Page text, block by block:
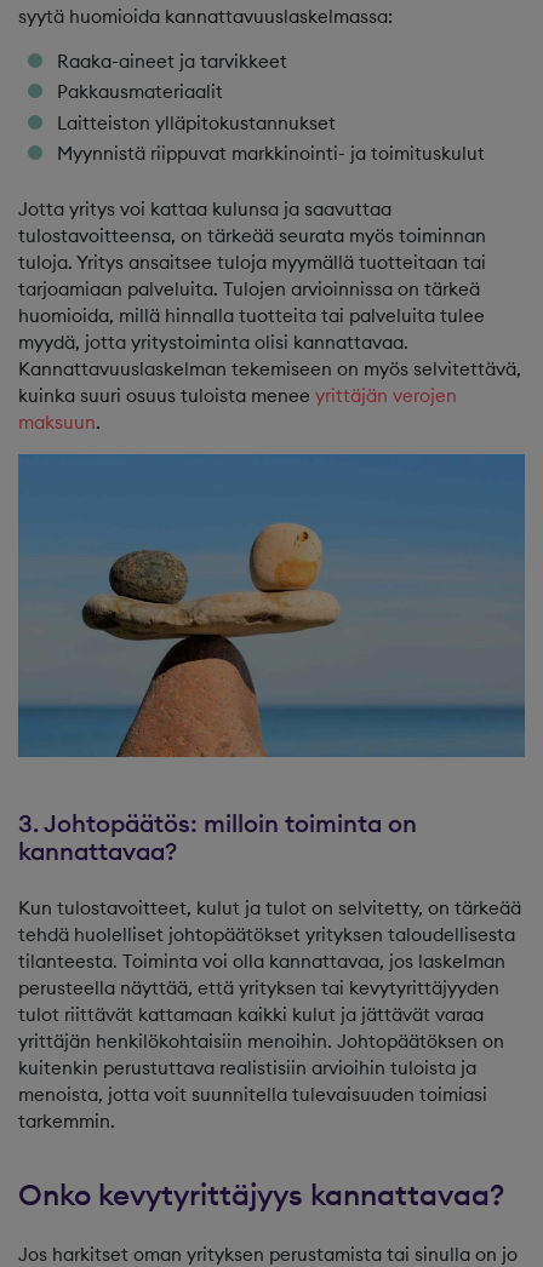
syytä huomioida kannattavuuslaskelmassa:
Raaka-aineet ja tarvikkeet
Pakkausmateriaalit
Laitteiston ylläpitokustannukset
Myynnistä riippuvat markkinointi- ja toimituskulut
Jotta yritys voi kattaa kulunsa ja saavuttaa
tulostavoitteensa, on tärkeää seurata myös toiminnan
tuloja. Yritys ansaitsee tuloja myymällä tuotteitaan tai
tarjoamiaan palveluita. Tulojen arvioinnissa on tärkeä
huomioida, millä hinnalla tuotteita tai palveluita tulee
myydä, jotta yritystoiminta olisi kannattavaa.
Kannattavuuslaskelman tekemiseen on myös selvitettävä,
kuinka suuri osuus tuloista menee yrittäjän verojen
maksuun.
3. Johtopäätös: milloin toiminta on
kannattavaa?
Kun tulostavoitteet, kulut ja tulot on selvitetty, on tärkeää
tehdä huolelliset johtopäätökset yrityksen taloudellisesta
tilanteesta. Toiminta voi olla kannattavaa, jos laskelman
perusteella näyttää, että yrityksen tai kevytyrittäjyyden
tulot riittävät kattamaan kaikki kulut ja jättävät varaa
yrittäjän henkilökohtaisiin menoihin. Johtopäätöksen on
kuitenkin perustuttava realistisiin arvioihin tuloista ja
menoista, jotta voit suunnitella tulevaisuuden toimiasi
tarkemmin.
Onko kevytyrittäjyys kannattavaa?
Jos harkitset oman yrityksen perustamista tai sinulla on jo